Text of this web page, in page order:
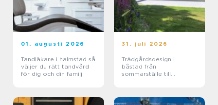
01. augusti 2026
Tandläkare i halmstad så
väljer du rätt tandvård
för dig och din familj
31. juli 2026
Trädgårdsdesign i
båstad från
sommarställe till